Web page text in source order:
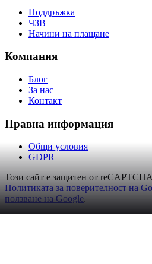
Поддръжка
ЧЗВ
Начини на плащане
Компания
Блог
За нас
Контакт
Правна информация
Общи условия
GDPR
Този сайт е защитен от
Политиката за поверителност на
ползване на Google.